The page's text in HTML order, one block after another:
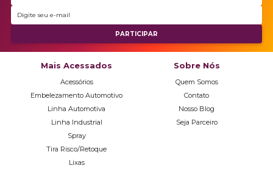
Mais Acessados
Acessórios
Embelezamento Automotivo
Linha Automotiva
Linha Industrial
Spray
Tira Risco/Retoque
Lixas
Sobre Nós
Quem Somos
Contato
Nosso Blog
Seja Parceiro